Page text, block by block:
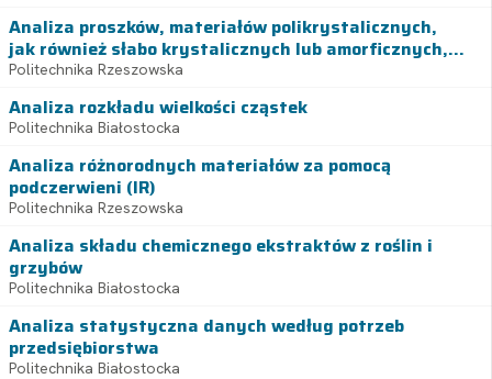
Analiza proszków, materiałów polikrystalicznych,
jak również słabo krystalicznych lub amorficznych,...
Politechnika Rzeszowska
Analiza rozkładu wielkości cząstek
Politechnika Białostocka
Analiza różnorodnych materiałów za pomocą
podczerwieni (IR)
Politechnika Rzeszowska
Analiza składu chemicznego ekstraktów z roślin i
grzybów
Politechnika Białostocka
Analiza statystyczna danych według potrzeb
przedsiębiorstwa
Politechnika Białostocka